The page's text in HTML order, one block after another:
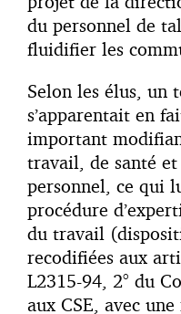
du personnel de
fluidifier les
Selon les élus, un
s’apparentait en
important
travail, de santé
personnel, ce qui
procédure
du travail
recodifiées aux
L2315-94, 2° du
aux CSE, avec